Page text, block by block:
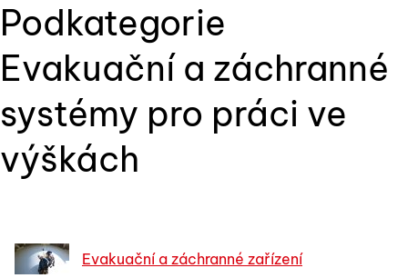
Podkategorie
Evakuační a záchranné
systémy pro práci ve
výškách
Evakuační a záchranné zařízení